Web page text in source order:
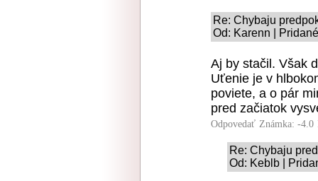
Re: Chybaju
Od: Karenn |
Aj by stačil. Však
Uťenie je v
poviete, a o pár
pred začiatok
Odpovedať Známka: -4.0
Re: Chybaju
Od: Keblb |